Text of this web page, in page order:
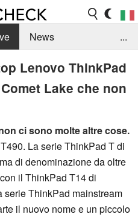
News
Techniche / Tips
Contact
...
Lenovo ThinkPad
Lake che non
ci sono molte altre cose.
La serie ThinkPad T di
di denominazione da oltre
il ThinkPad T14 di
ThinkPad mainstream
il nuovo nome e un piccolo